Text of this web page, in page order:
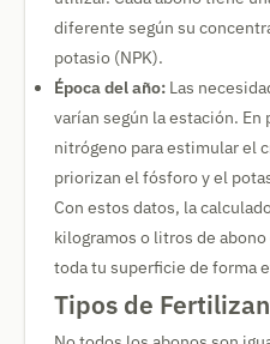
diferente según su
potasio (NPK).
Época del año: Las
varían según la estación.
nitrógeno para estimular el
priorizan el fósforo y el
Con estos datos, la
kilogramos o litros de
toda tu superficie de forma
Tipos de